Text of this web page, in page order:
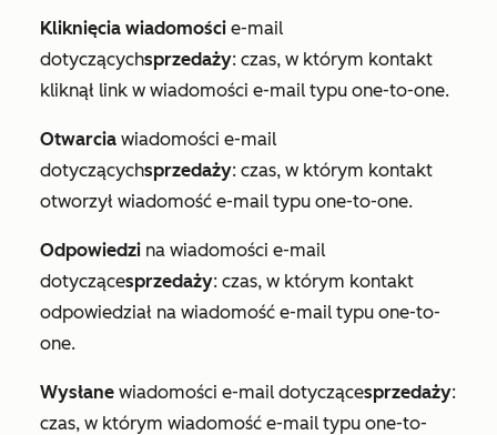
Kliknięcia wiadomości e-mail
dotyczącychsprzedaży: czas, w którym kontakt
kliknął link w wiadomości e-mail typu one-to-one.
Otwarcia wiadomości e-mail
dotyczącychsprzedaży: czas, w którym kontakt
otworzył wiadomość e-mail typu one-to-one.
Odpowiedzi na wiadomości e-mail
dotyczącesprzedaży: czas, w którym kontakt
odpowiedział na wiadomość e-mail typu one-to-
one.
Wysłane wiadomości e-mail dotyczącesprzedaży:
czas, w którym wiadomość e-mail typu one-to-